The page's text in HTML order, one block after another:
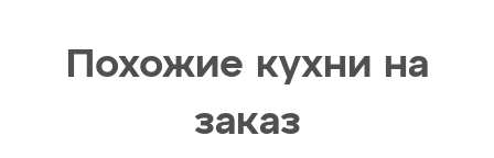
Похожие кухни на
заказ